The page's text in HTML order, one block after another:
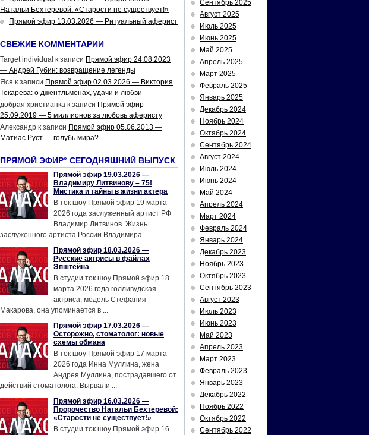
Натальи Бехтеревой: «Старости не существует!»
Прямой эфир 13.03.2026 — Ритуальный аферист
СВЕЖИЕ КОММЕНТАРИИ
Target individual к записи Прямой эфир 24.08.2023
— Андрей Губин: возвращение легенды
Яся к записи Прямой эфир 02.03.2026 — Виктория
Токарева: о джентльменах, удачи и любви
добрая христианка к записи Прямой эфир
25.09.2019 — 5 миллионов за любовь аферисту
Александр к записи Прямой эфир 05.06.2013 —
Матиас Руст — голубь мира?
ПРЯМОЙ ЭФИР° СЕГОДНЯШНИЙ ВЫПУСК
Прямой эфир 19.03.2026 —
Владимиру Литвинову – 75!
Мистика и тайны в жизни актера
В ток шоу Прямой эфир 19 марта
2026 года заслуженный артист РФ
Владимир Литвинов. Жизнь
заслуженного артиста России Владимира ...
Прямой эфир 18.03.2026 —
Русские актрисы в файлах
Эпштейна
В студии ток шоу Прямой эфир 18
марта 2026 года голливудская
актриса, модель Стефания
Макарова, она упоминается в ...
Прямой эфир 17.03.2026 —
Осторожно, стоматолог: новые
схемы обмана
В ток шоу Прямой эфир 17 марта
2026 года Инна Муллина, жена
Андрея Муллина, пострадавшего от
действий стоматолога. Вырвали ...
Прямой эфир 16.03.2026 —
Пророчество Натальи Бехтеревой:
«Старости не существует!»
В студии ток шоу Прямой эфир 16
Сентябрь 2025
Август 2025
Июль 2025
Июнь 2025
Май 2025
Апрель 2025
Март 2025
Февраль 2025
Январь 2025
Декабрь 2024
Ноябрь 2024
Октябрь 2024
Сентябрь 2024
Август 2024
Июль 2024
Июнь 2024
Май 2024
Апрель 2024
Март 2024
Февраль 2024
Январь 2024
Декабрь 2023
Ноябрь 2023
Октябрь 2023
Сентябрь 2023
Август 2023
Июль 2023
Июнь 2023
Май 2023
Апрель 2023
Март 2023
Февраль 2023
Январь 2023
Декабрь 2022
Ноябрь 2022
Октябрь 2022
Сентябрь 2022